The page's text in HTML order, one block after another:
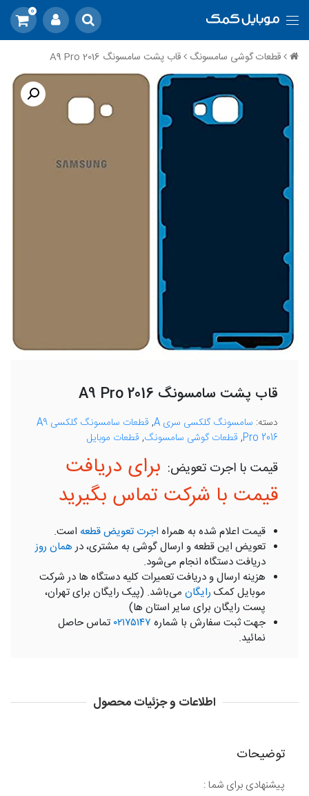
0
قطعات گوشی سامسونگ قاب پشت سامسونگ A9 Pro 2016
قاب پشت سامسونگ A9 Pro 2016
دسته: سامسونگ گلکسی سری A ,
قطعات سامسونگ گلکسی A9
Pro 2016
, قطعات گوشی سامسونگ, قطعات موبایل
برای دریافت
قیمت با شرکت تماس بگیرید
قیمت اعلام شده به همراه اجرت تعویض قطعه است.
تعویض این قطعه و ارسال گوشی به مشتری، درهمان روز
دریافت دستگاه انجام می‌شود.
هزینه ارسال و دریافت تعمیرات کلیه دستگاه ها در شرکت
موبایل کمک رایگان می‌باشد. (پیک رایگان برای تهران،
پست رایگان برای سایر استان ها)
جهت ثبت سفارش با شماره ۰۲۱۷۵۱۴۷ تماس حاصل
نمائید.
اطلاعات و جزئیات محصول
توضیحات
پیشنهادی برای شما :